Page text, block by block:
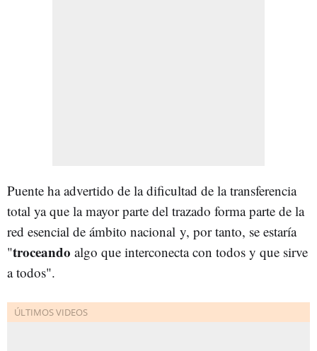
Puente ha advertido de la dificultad de la transferencia
total ya que la mayor parte del trazado forma parte de la
red esencial de ámbito nacional y, por tanto, se estaría
"troceando algo que interconecta con todos y que sirve
a todos".